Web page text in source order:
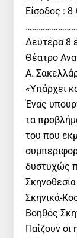
Είσοδος : 8
Δευτέρα 8
Θέατρο
Α.
«Υπάρχει
Ένας
τα
του που
δυστυχώς
Σκηνικά-
Βοηθός
Παίζουν οι